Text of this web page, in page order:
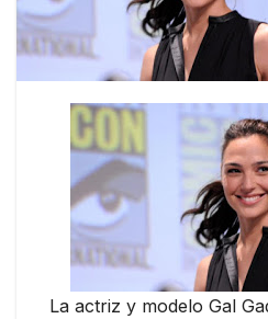
La actriz y modelo Gal